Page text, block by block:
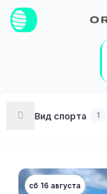
Вид спорта 1
сб 16 августа